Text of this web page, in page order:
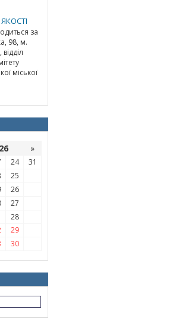
за
98, м.
міської
»
24
31
25
26
27
28
29
30